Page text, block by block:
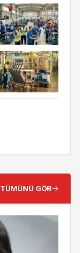
TÜMÜNÜ GÖR